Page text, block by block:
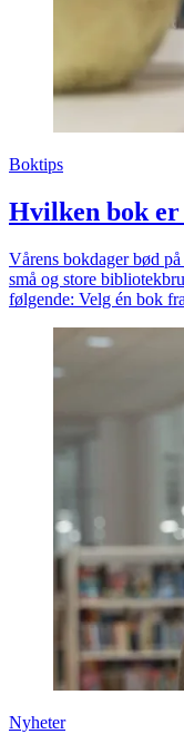
Boktips
Hvilken bok er
Vårens bokdager bød
små og store
følgende: Velg én bok
Nyheter